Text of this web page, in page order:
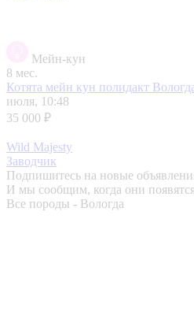
Мейн-кун
8 мес.
Котята мейн кун полидакт
июля, 10:48
35 000 ₽
Wild Majesty
Заводчик
Подпишитесь на новые
И мы сообщим, когда они
Все породы - Вологда